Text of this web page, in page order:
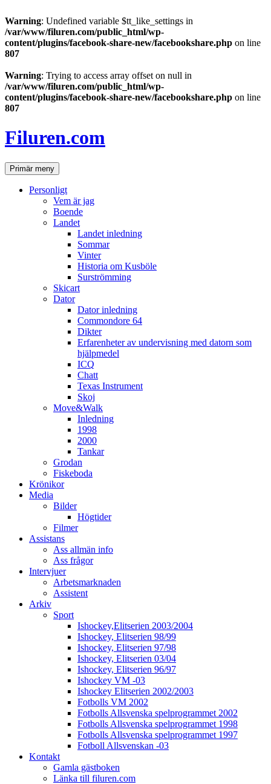
Warning: Undefined variable $tt_like_settings in
/var/www/filuren.com/public_html/wp-
content/plugins/facebook-share-new/facebookshare.php on line
807
Warning: Trying to access array offset on null in
/var/www/filuren.com/public_html/wp-
content/plugins/facebook-share-new/facebookshare.php on line
807
till
innehåll
Filuren.com
SökPrimär meny
Personligt
Vem är jag
Boende
Landet
Landet inledning
Sommar
Vinter
Historia om Kusböle
Surströmming
Skicart
Dator
Dator inledning
Commondore 64
Dikter
Erfarenheter av undervisning med datorn som
hjälpmedel
ICQ
Chatt
Texas Instrument
Skoj
Move&Walk
Inledning
1998
2000
Tankar
Grodan
Fiskeboda
Krönikor
Media
Bilder
Högtider
Filmer
Assistans
Ass allmän info
Ass frågor
Intervjuer
Arbetsmarknaden
Assistent
Arkiv
Sport
Ishockey,Elitserien 2003/2004
Ishockey, Elitserien 98/99
Ishockey, Elitserien 97/98
Ishockey, Elitserien 03/04
Ishockey, Elitserien 96/97
Ishockey VM -03
Ishockey Elitserien 2002/2003
Fotbolls VM 2002
Fotbolls Allsvenska spelprogrammet 2002
Fotbolls Allsvenska spelprogrammet 1998
Fotbolls Allsvenska spelprogrammet 1997
Fotboll Allsvenskan -03
Kontakt
Gamla gästboken
Länka till filuren.com